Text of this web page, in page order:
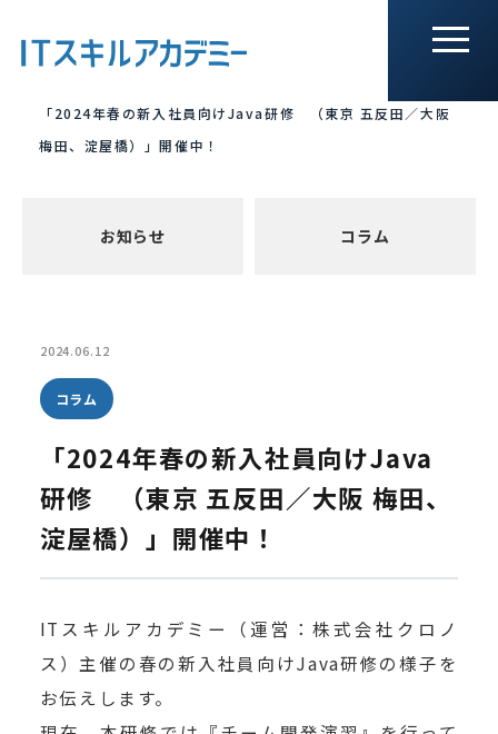
「2024年春の新入社員向けJava研修 （東京 五反田／大阪
梅田、淀屋橋）」開催中！
お知らせ コラム
2024.06.12
コラム
「2024年春の新入社員向けJava
研修 （東京 五反田／大阪 梅田、
淀屋橋）」開催中！
ITスキルアカデミー（運営：株式会社クロノ
ス）主催の春の新入社員向けJava研修の様子を
お伝えします。